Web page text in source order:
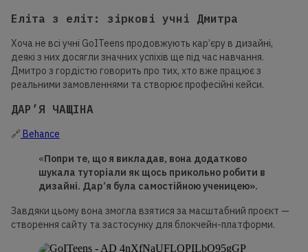
Еліта з еліт: зіркові учні Дмитра
Хоча не всі учні GoITeens продовжують кар’єру в дизайні,
деякі з них досягли значних успіхів ще під час навчання.
Дмитро з гордістю говорить про тих, хто вже працює з
реальними замовленнями та створює професійні кейси.
ДАР’Я ЧАЩІНА
🔗 Behance
«Попри те, що я викладав, вона додатково
шукала туторіали як щось прикольно робити в
дизайні. Дар’я була самостійною ученицею».
Завдяки цьому вона змогла взятися за масштабний проєкт —
створення сайту та застосунку для блокчейн-платформи.